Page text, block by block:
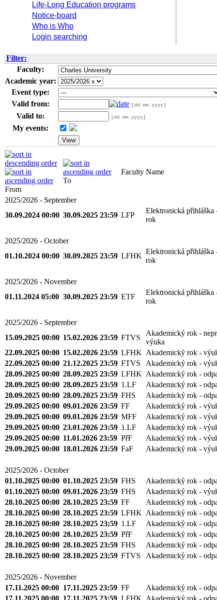
Life-Long Education programs
Notice-board
Who is Who
Login searching
Filter:
Faculty:
Academic year:
Event type:
Valid from:
[dd.mm.yyyy]
Valid to: [dd.mm.yyyy]
My events:
From
Faculty Name
2025/2026 - September
30.09.2024 00:00 30.09.2025 23:59 LFP
Elektronická přihláška
rok
2025/2026 - October
01.10.2024 00:00 30.09.2025 23:59 LFHK
Elektronická přihláška
rok
2025/2026 - November
01.11.2024 05:00 30.09.2025 23:59 ETF
Elektronická přihláška
rok
2025/2026 - September
15.09.2025 00:00 15.02.2026 23:59 FTVS
Akademický rok -
výuka
22.09.2025 00:00 15.02.2026 23:59 LFHK Akademický rok -
22.09.2025 00:00 21.12.2025 23:59 FTVS
Akademický rok -
28.09.2025 00:00 28.09.2025 23:59 LFHK Akademický rok -
28.09.2025 00:00 28.09.2025 23:59 1.LF
Akademický rok -
28.09.2025 00:00 28.09.2025 23:59 FHS
Akademický rok -
29.09.2025 00:00 09.01.2026 23:59 FF
Akademický rok -
29.09.2025 00:00 09.01.2026 23:59 MFF
Akademický rok -
29.09.2025 00:00 23.01.2026 23:59 1.LF
Akademický rok -
29.09.2025 00:00 11.01.2026 23:59 PřF
Akademický rok -
29.09.2025 00:00 18.01.2026 23:59 FaF Akademický rok -
2025/2026 - October
01.10.2025 00:00 01.10.2025 23:59 FHS
Akademický rok -
01.10.2025 00:00 09.01.2026 23:59 FHS
Akademický rok -
28.10.2025 00:00 28.10.2025 23:59 FF
Akademický rok -
28.10.2025 00:00 28.10.2025 23:59 LFHK Akademický rok -
28.10.2025 00:00 28.10.2025 23:59 1.LF
Akademický rok -
28.10.2025 00:00 28.10.2025 23:59 PřF
Akademický rok -
28.10.2025 00:00 28.10.2025 23:59 FHS
Akademický rok -
28.10.2025 00:00 28.10.2025 23:59 FTVS Akademický rok -
2025/2026 - November
17.11.2025 00:00 17.11.2025 23:59 FF
Akademický rok -
17.11.2025 00:00 17.11.2025 23:59 LFHK Akademický rok -